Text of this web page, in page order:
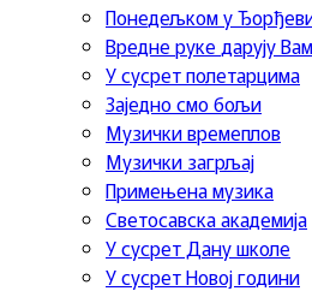
Понедељком у
Вредне руке дарују
У сусрет полетарцима
Заједно смо бољи
Музички времеплов
Музички загрљај
Примењена музика
Светосавска академија
У сусрет Дану школе
У сусрет Новој години